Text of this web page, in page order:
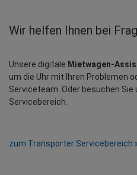
Wir helfen Ihnen bei
Unsere digitale Mietwagen-
um die Uhr mit Ihren Problemen
Serviceteam. Oder besuchen
Servicebereich.
zum Transporter Servicebereich